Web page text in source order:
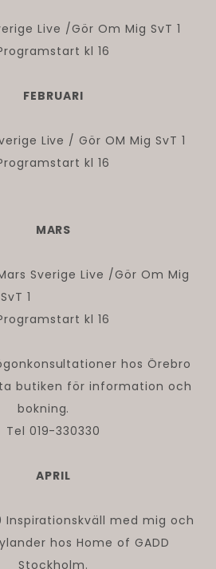
Live /Gör Om Mig SvT 1
kl 16
FEBRUARI
Live / Gör OM Mig SvT 1
kl 16
MARS
Live /Gör Om Mig
SvT 1
kl 16
hos Örebro
butiken för information och
bokning.
Tel 019-330330
APRIL
Inspirationskväll med mig och
hos Home of GADD
Stockholm.